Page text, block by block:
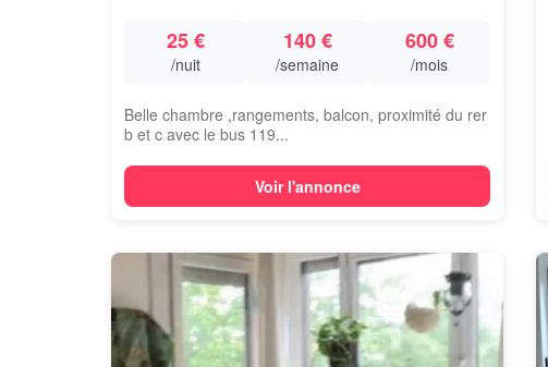
25 €
/nuit
140 €
/semaine
600 €
/mois
Belle chambre ,rangements, balcon, proximité du rer
b et c avec le bus 119...
Voir l'annonce